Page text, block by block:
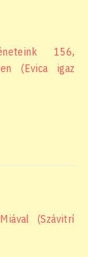
156,
(Evica igaz
(Szávitrí